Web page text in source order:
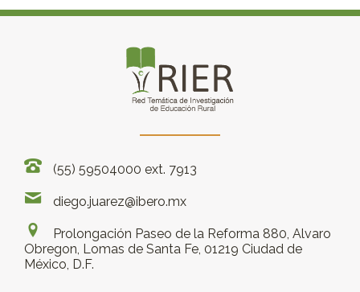
(55) 59504000 ext. 7913
diego.juarez@ibero.mx
Prolongación Paseo de la Reforma 880, Alvaro
Obregon, Lomas de Santa Fe, 01219 Ciudad de
México, D.F.